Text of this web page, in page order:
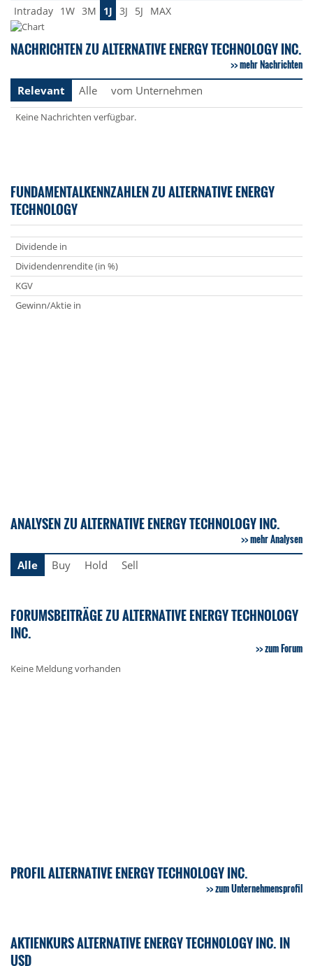
Intraday 1W 3M 1J 3J 5J MAX
NACHRICHTEN ZU ALTERNATIVE ENERGY TECHNOLOGY INC.
mehr Nachrichten
Relevant
Alle vom Unternehmen
Keine Nachrichten verfügbar.
FUNDAMENTALKENNZAHLEN ZU ALTERNATIVE ENERGY
TECHNOLOGY
Dividende in
Dividendenrendite (in %)
KGV
Gewinn/Aktie in
ANALYSEN ZU ALTERNATIVE ENERGY TECHNOLOGY INC.
mehr Analysen
Alle
Buy Hold Sell
FORUMSBEITRÄGE ZU ALTERNATIVE ENERGY TECHNOLOGY
INC.
zum Forum
Keine Meldung vorhanden
PROFIL ALTERNATIVE ENERGY TECHNOLOGY INC.
zum Unternehmensprofil
AKTIENKURS ALTERNATIVE ENERGY TECHNOLOGY INC. IN
USD